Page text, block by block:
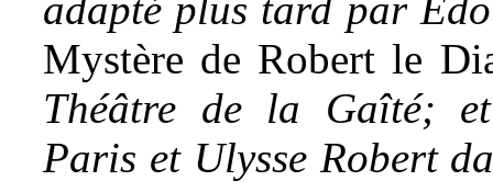
Mystère de Robert le
Théâtre de la Gaîté;
Paris et Ulysse Robert